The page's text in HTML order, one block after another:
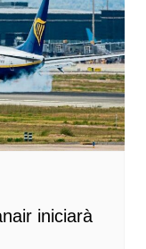
iniciarà